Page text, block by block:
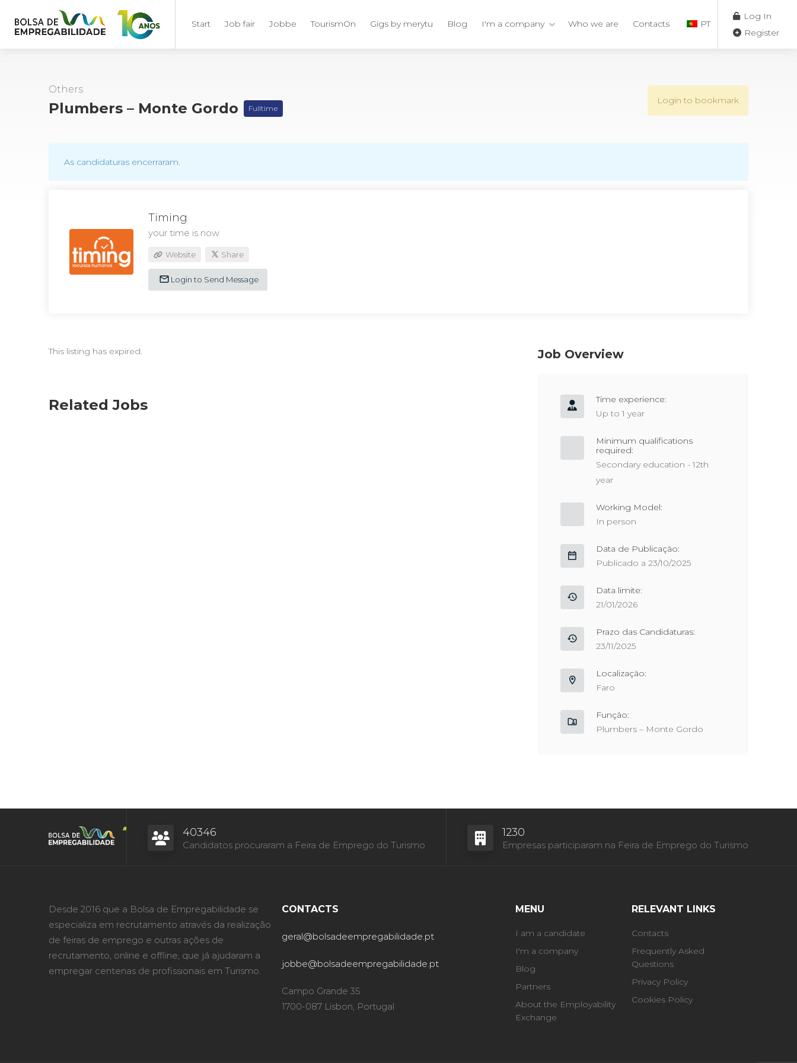
Start Job fair Jobbe TourismOn Gigs by merytu Blog I'm a company Who we are Contacts PT
Log In
Register
Others
Plumbers – Monte Gordo Fulltime
Login to bookmark
As candidaturas encerraram.
Timing
your time is now
Website Share
Login to Send Message
This listing has expired.
Related Jobs
Job Overview
Time experience:
Up to 1 year
Minimum qualifications
required:
Secondary education - 12th
year
Working Model:
In person
Data de Publicação:
Publicado a 23/10/2025
Data limite:
21/01/2026
Prazo das Candidaturas:
23/11/2025
Localização:
Faro
Função:
Plumbers – Monte Gordo
40346
Candidatos procuraram a Feira de Emprego do Turismo
1230
Empresas participaram na Feira de Emprego do Turismo
Desde 2016 que a Bolsa de Empregabilidade se
especializa em recrutamento através da realização
de feiras de emprego e outras ações de
recrutamento, online e offline, que já ajudaram a
empregar centenas de profissionais em Turismo.
CONTACTS
geral@bolsadeempregabilidade.pt
jobbe@bolsadeempregabilidade.pt
Campo Grande 35
1700-087 Lisbon, Portugal
MENU
I am a candidate
I'm a company
Blog
Partners
About the Employability
Exchange
RELEVANT LINKS
Contacts
Frequently Asked
Questions
Privacy Policy
Cookies Policy